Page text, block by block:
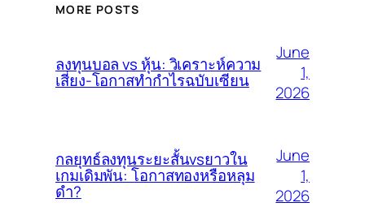
MORE POSTS
ลงทุนบอล vs หุ้น: วิเคราะห์ความ
เสี่ยง-โอกาสทำกำไรฉบับเซียน
June
1,
2026
กลยุทธ์ลงทุนระยะสั้นvsยาวใน
เกมเดิมพัน: โอกาสทองหรือหลุม
ดำ?
June
1,
2026